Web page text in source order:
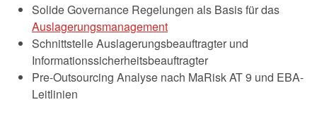
Solide Governance Regelungen als Basis für das
Auslagerungsmanagement
Schnittstelle Auslagerungsbeauftragter und
Informationssicherheitsbeauftragter
Pre-Outsourcing Analyse nach MaRisk AT 9 und EBA-
Leitlinien